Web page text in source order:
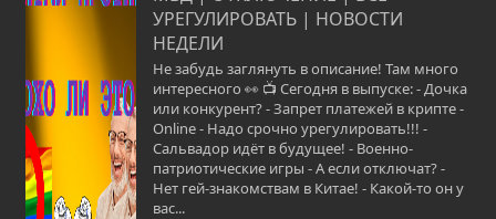
УРЕГУЛИРОВАТЬ | НОВОСТИ
НЕДЕЛИ
Не забудь заглянуть в описание! Там много
интересного 👀 📺 Сегодня в выпуске: - Дочка
или конкурент? - Запрет платежей в крипте -
Online - Надо срочно урегулировать!!! -
Сальвадор идёт в будущее! - Военно-
патриотические игры - А если отключат? -
Нет гей-знакомствам в Китае! - Какой-то он у
вас...